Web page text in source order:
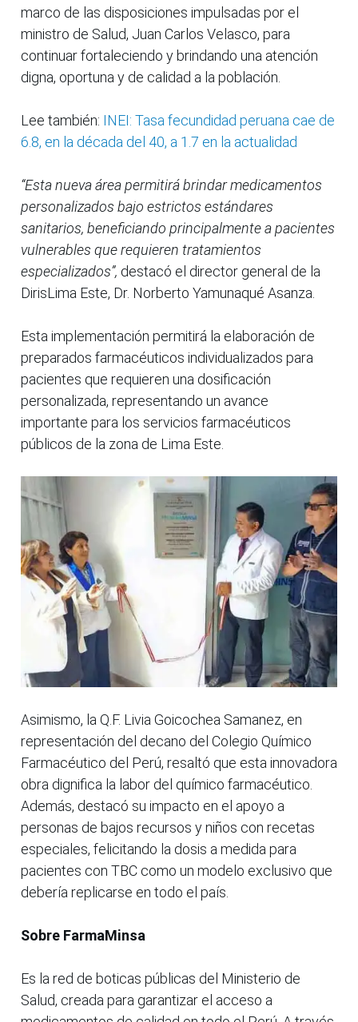
marco de las disposiciones impulsadas por el
ministro de Salud, Juan Carlos Velasco, para
continuar fortaleciendo y brindando una atención
digna, oportuna y de calidad a la población.
Lee también: INEI: Tasa fecundidad peruana cae de
6.8, en la década del 40, a 1.7 en la actualidad
“Esta nueva área permitirá brindar medicamentos
personalizados bajo estrictos estándares
sanitarios, beneficiando principalmente a pacientes
vulnerables que requieren tratamientos
especializados”, destacó el director general de la
DirisLima Este, Dr. Norberto Yamunaqué Asanza.
Esta implementación permitirá la elaboración de
preparados farmacéuticos individualizados para
pacientes que requieren una dosificación
personalizada, representando un avance
importante para los servicios farmacéuticos
públicos de la zona de Lima Este.
Asimismo, la Q.F. Livia Goicochea Samanez, en
representación del decano del Colegio Químico
Farmacéutico del Perú, resaltó que esta innovadora
obra dignifica la labor del químico farmacéutico.
Además, destacó su impacto en el apoyo a
personas de bajos recursos y niños con recetas
especiales, felicitando la dosis a medida para
pacientes con TBC como un modelo exclusivo que
debería replicarse en todo el país.
Sobre FarmaMinsa
Es la red de boticas públicas del Ministerio de
Salud, creada para garantizar el acceso a